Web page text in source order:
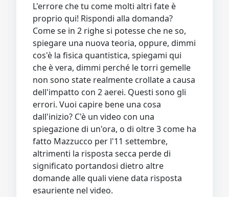
L'errore che tu come molti altri fate è
proprio qui! Rispondi alla domanda?
Come se in 2 righe si potesse che ne so,
spiegare una nuova teoria, oppure, dimmi
cos'è la fisica quantistica, spiegami qui
che è vera, dimmi perché le torri gemelle
non sono state realmente crollate a causa
dell'impatto con 2 aerei. Questi sono gli
errori. Vuoi capire bene una cosa
dall'inizio? C'è un video con una
spiegazione di un'ora, o di oltre 3 come ha
fatto Mazzucco per l'11 settembre,
altrimenti la risposta secca perde di
significato portandosi dietro altre
domande alle quali viene data risposta
esauriente nel video.